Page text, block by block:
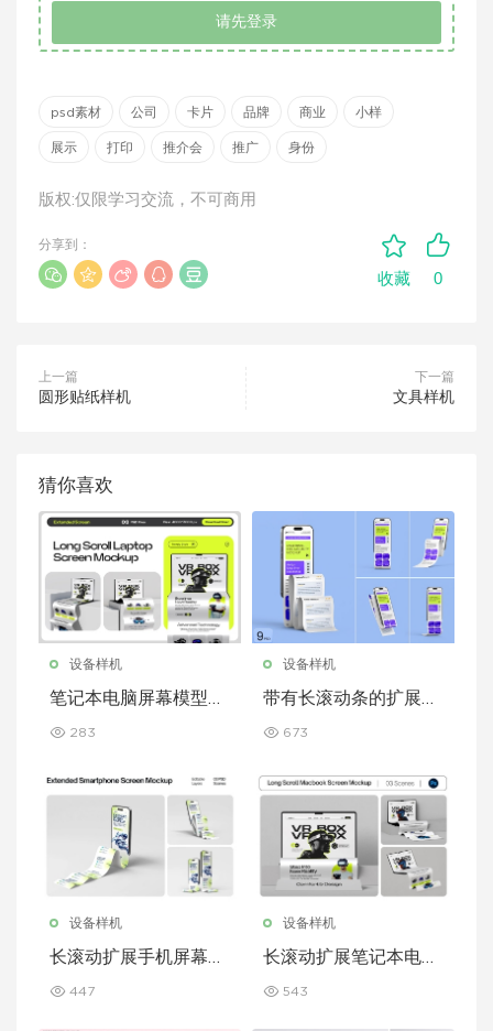
请先登录
psd素材 公司 卡片 品牌 商业 小样
展示 打印 推介会 推广 身份
版权:仅限学习交流，不可商用
收藏 0
分享到：
上一篇
圆形贴纸样机
下一篇
文具样机
猜你喜欢
设备样机
笔记本电脑屏幕模型套
283
设备样机
带有长滚动条的扩展型
673
设备样机
长滚动扩展手机屏幕模
447
设备样机
长滚动扩展笔记本电脑
543